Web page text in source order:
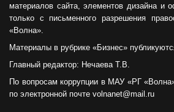
материалов сайта, элементов дизайна и
только с письменного разрешения
«Волна».
Материалы в рубрике «Бизнес»
Главный редактор: Нечаева Т.В.
По вопросам коррупции в МАУ «РГ
по электронной почте volnanet@mail.ru